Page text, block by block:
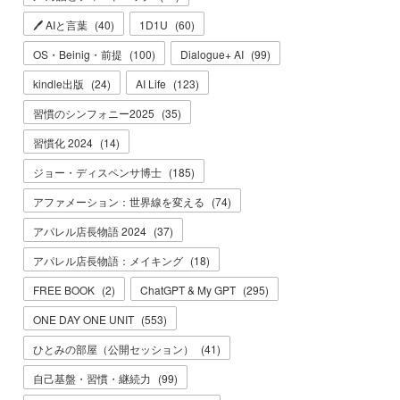
🖊 AIと言葉 (40) 1D1U (60)
OS・Beinig・前提 (100) Dialogue+ AI (99)
kindle出版 (24) AI Life (123)
習慣のシンフォニー2025 (35)
習慣化 2024 (14)
ジョー・ディスペンサ博士 (185)
アファメーション：世界線を変える (74)
アパレル店長物語 2024 (37)
アパレル店長物語：メイキング (18)
FREE BOOK (2) ChatGPT & My GPT (295)
ONE DAY ONE UNIT (553)
ひとみの部屋（公開セッション）
(41)
自己基盤・習慣・継続力 (99)